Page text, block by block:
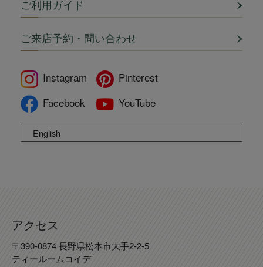
ご利用ガイド
ご来店予約・問い合わせ
Instagram
Pinterest
Facebook
YouTube
English
アクセス
〒390-0874 長野県松本市大手2-2-5
ティールームコイデ